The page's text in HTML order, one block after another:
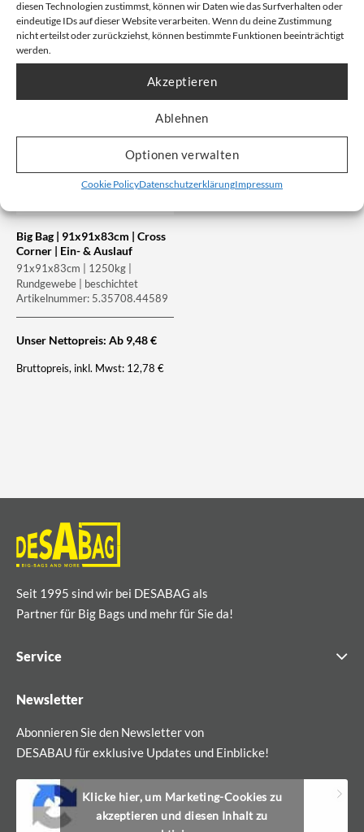
diesen Technologien zustimmst, können wir Daten wie das Surfverhalten oder
eindeutige IDs auf dieser Website verarbeiten. Wenn du deine Zustimmung
nicht erteilst oder zurückziehst, können bestimmte Funktionen beeinträchtigt
werden.
Akzeptieren
Ablehnen
Optionen verwalten
Cookie PolicyDatenschutzerklärungImpressum
Bruttopreis, inkl. Mwst:8,56 €
Nicht vorrätig
Bruttopreis, inkl. Mwst:8,82€
Big Bag | 91x91x83cm | Cross
Corner | Ein- & Auslauf
91x91x83cm | 1250kg |
Rundgewebe | beschichtet
Artikelnummer: 5.35708.44589
Unser Nettopreis: Ab 9,48€
Bruttopreis, inkl. Mwst: 12,78€
Seit 1995 sind wir bei DESABAG als
Partner für Big Bags und mehr für Sie da!
Service
Newsletter
Abonnieren Sie den Newsletter von
DESABAU für exklusive Updates und Einblicke!
Klicke hier, um Marketing-Cookies zu
akzeptieren und diesen Inhalt zu